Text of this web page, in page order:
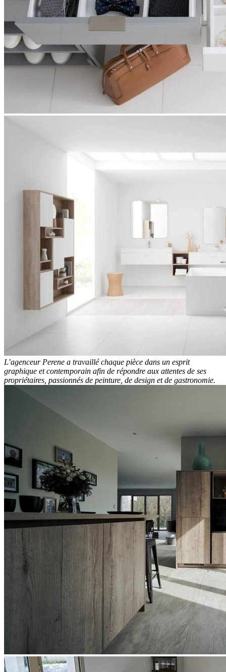
L’agenceur Perene a travaillé chaque pièce dans un esprit
graphique et contemporain afin de répondre aux attentes de ses
propriétaires, passionnés de peinture, de design et de gastronomie.